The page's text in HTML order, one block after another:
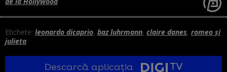
Etichete: leonardo dicaprio, baz luhrmann, claire danes, romeo și
julieta
Descarcă aplicația